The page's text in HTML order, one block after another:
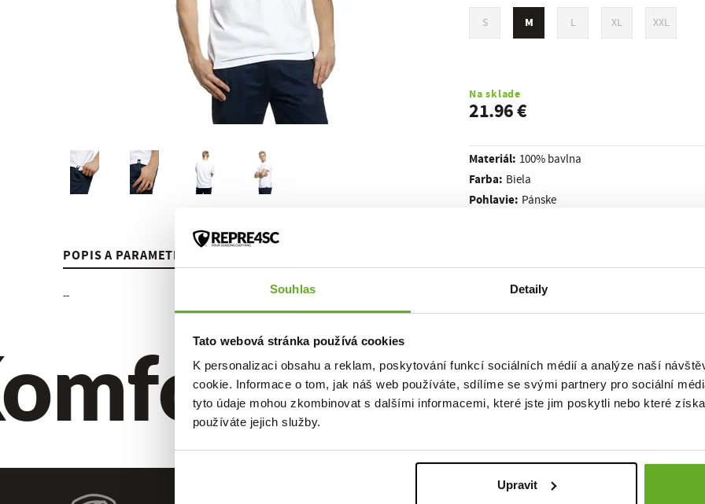
Souhlas Detaily
Tato webová stránka používá cookies
K personalizaci obsahu a reklam, poskytování funkcí sociálních médií a analýze naší
cookie. Informace o tom, jak náš web používáte, sdílíme se svými partnery pro sociální
tyto údaje mohou zkombinovat s dalšími informacemi, které jste jim poskytli nebo které
používáte jejich služby.
Upravit
S M L XL XXL
Na sklade
21.96 €
Materiál: 100% bavlna
Farba: Biela
Pohlavie: Pánske
POPIS A PARAMETRE
--
Kvalita.